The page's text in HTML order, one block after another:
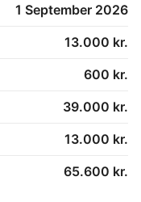
1 September 2026
13.000 kr.
600 kr.
39.000 kr.
13.000 kr.
65.600 kr.